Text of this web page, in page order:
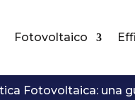
Fotovoltaico
Fotovoltaica: una